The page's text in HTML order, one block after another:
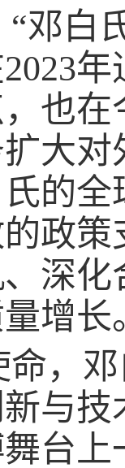
邓白
也
大
的
政
深
增长
命，
与
台上